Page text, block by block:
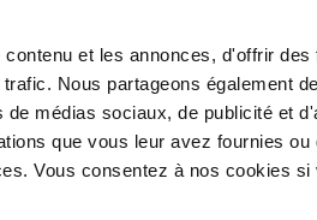
et les annonces, d'offrir des
Nous partageons également
médias sociaux, de publicité et
que vous leur avez fournies ou
Vous consentez à nos cookies si